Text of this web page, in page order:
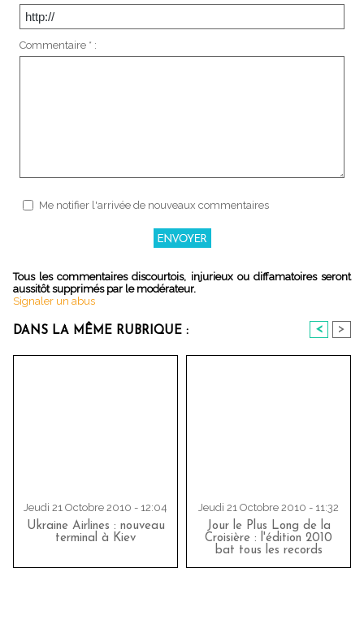
Commentaire * :
Me notifier l'arrivée de nouveaux commentaires
Tous les commentaires discourtois, injurieux ou diffamatoires seront
aussitôt supprimés par le modérateur.
Signaler un abus
DANS LA MÊME RUBRIQUE : < >
Jeudi 21 Octobre 2010 - 12:04
Ukraine Airlines : nouveau
terminal à Kiev
Jeudi 21 Octobre 2010 - 11:32
Jour le Plus Long de la
Croisière : l'édition 2010
bat tous les records